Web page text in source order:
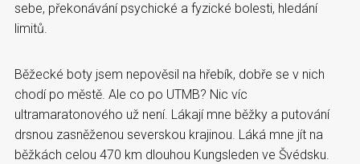
sebe, překonávání psychické a fyzické bolesti, hledání
limitů.
Běžecké boty jsem nepověsil na hřebík, dobře se v nich
chodí po městě. Ale co po UTMB? Nic víc
ultramaratonového už není. Lákají mne běžky a putování
drsnou zasněženou severskou krajinou. Láká mne jít na
běžkách celou 470 km dlouhou Kungsleden ve Švédsku.